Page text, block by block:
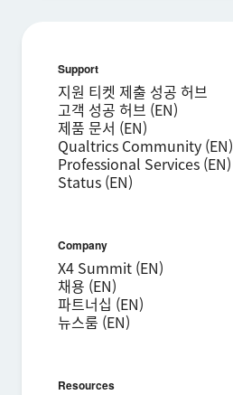
Support
지원 티켓 제출 성공 허브
고객 성공 허브 (EN)
제품 문서 (EN)
Qualtrics Community (EN)
Professional Services (EN)
Status (EN)
Company
X4 Summit (EN)
채용 (EN)
파트너십 (EN)
뉴스룸 (EN)
Resources